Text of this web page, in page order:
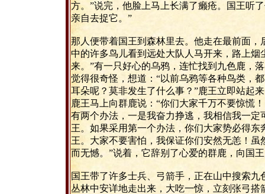
方。”说完，他脸上马上长满了癞疮。国王听
亲自去捉它。”
那人便带着国王到森林里去。他走在最前面
中的许多鸟儿看到远处大队人马开来，路上
来。”有一只好心的乌鸦，连忙找到九色鹿，
觉得很奇怪，想道：“以前乌鸦等各种鸟类，
耳朵呢？莫非发生了什么事？”鹿王立即站起
鹿王马上向群鹿说：“你们大家千万不要惊慌
有两个办法，一是我奋力挣逃，我相信我一
王。如果采用第一个办法，你们大家势必得
王。大家不要害怕，我保证你们安然无恙！
而无憾。”说着，它辞别了心爱的群鹿，向国
国王带了许多士兵、弓箭手，正在山中搜索
丛林中安详地走出来，大吃一惊，立刻张弓